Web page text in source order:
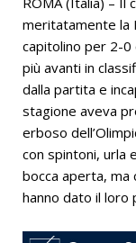
meritatamente la
capitolino per 2-0
più avanti in
dalla partita e
stagione aveva
erboso
con spintoni, urla
bocca aperta, ma
hanno dato il loro